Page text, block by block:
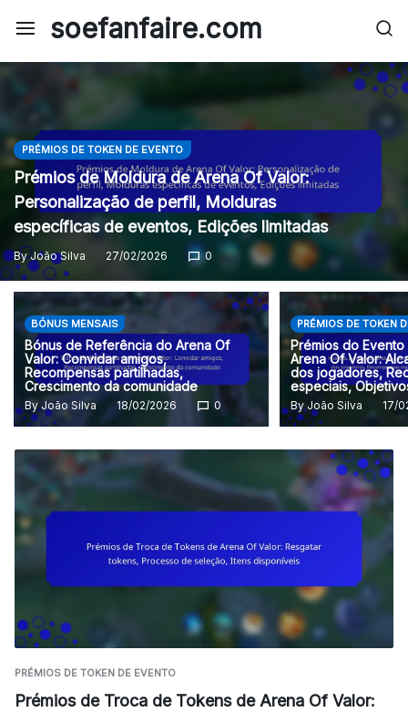
soefanfaire.com
PRÉMIOS DE TOKEN DE EVENTO
Prémios de Moldura de Arena Of Valor:
Personalização de perfil, Molduras
específicas de eventos, Edições limitadas
ByJoão Silva 27/02/2026 0
BÓNUS MENSAIS
Bónus de Referência do Arena Of
Valor: Convidar amigos,
Recompensas partilhadas,
Crescimento da comunidade
ByJoão Silva 18/02/2026 0
PRÉMIOS DE TOKEN
Prémios do
Arena Of Valor:
dos jogadores,
especiais,
ByJoão Silva 17/
PRÉMIOS DE TOKEN DE EVENTO
Prémios de Troca de Tokens de Arena Of Valor: